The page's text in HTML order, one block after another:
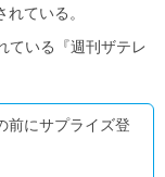
ている。
ている『週刊ザテレ
前にサプライズ登